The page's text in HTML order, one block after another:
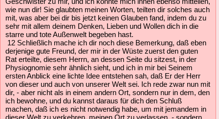
wie nun dir! Sie glaubten meinen Worten, teilten dir solches auch
mit, was aber bei dir bis jetzt keinen Glauben fand, indem du zu
sehr mit allem deinem Denken, Lieben und Wollen dich in die
starre und tote Außenwelt begeben hast.
12 Schließlich mache ich dir noch diese Bemerkung, daß eben
derjenige gute Freund, der mir in der Wüste zuerst den guten
Rat erteilte, diesem Herrn, an dessen Seite du sitzest, in der
Physiognomie sehr ähnlich sieht, und ich in mir bei Seinem
ersten Anblick eine lichte Idee entstehen sah, daß Er der Herr
von dieser und auch von unserer Welt sei. Ich rede zwar nun mit
dir, - aber nicht als in einem andern Ort, sondern nur in dem, den
ich bewohne, und du kannst daraus für dich den Schluß
machen, daß ich es nicht notwendig habe, um mit jemandem in
dieser Welt zu verkehren, meinen Ort zu verlassen, - sondern